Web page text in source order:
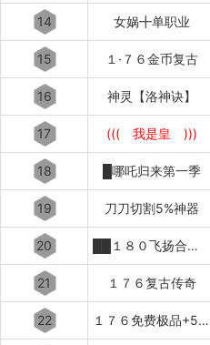
14 女娲╋单职业
15 １·７６金币复古
16 神灵【洛神诀】
17 ((( 我是皇 )))
18 █哪吒归来第一季
19 刀刀切割5%神器
20 ██１８０飞扬合击██
21 １７６复古传奇
22 １７６免费极品+5〓道招猛虎〓